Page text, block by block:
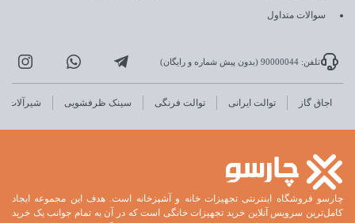
سوالات متداول
تلفن: 90000044 (بدون پیش شماره و رایگان)
اجاق گاز توالت ایرانی توالت فرنگی سینک ظرفشویی شیرآلات
چارسو فروشگاه اینترنتی تجهیزات خانه و آشپزخانه است. هدف این مجموعه ایجاد
کامل‌ترین سرویس آنلاین خرید تجهیزات خانگی است که در آن به تمام جوانب یک خرید